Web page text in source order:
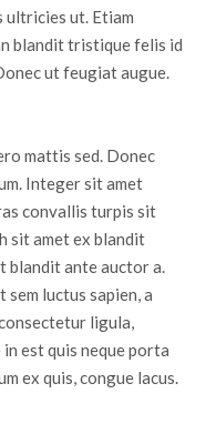
ultricies ut. Etiam
blandit tristique felis id
ut feugiat augue.
mattis sed. Donec
Integer sit amet
convallis turpis sit
sit amet ex blandit
blandit ante auctor a.
luctus sapien, a
ligula,
est quis neque porta
ex quis, congue lacus.